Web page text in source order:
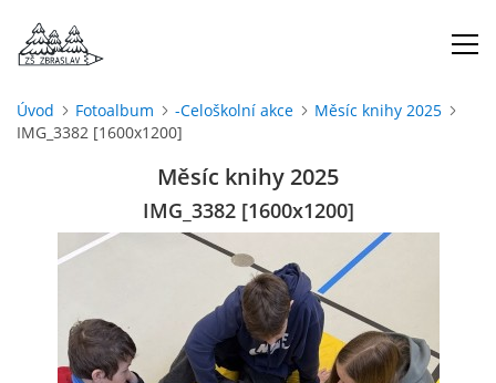
ÚVOD
ŠKOLNÍ ROK
DOKUMENTY
Úvod Fotoalbum -Celoškolní akce
Měsíc knihy 2025
IMG_3382 [1600x1200]
Měsíc knihy 2025
IMG_3382 [1600x1200]